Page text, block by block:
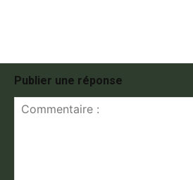
Publier une réponse